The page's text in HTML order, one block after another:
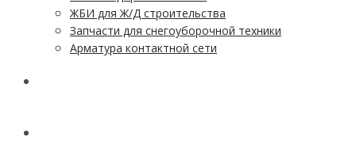
ЖБИ для Ж/Д строительства
Запчасти для снегоуборочной техники
Арматура контактной сети